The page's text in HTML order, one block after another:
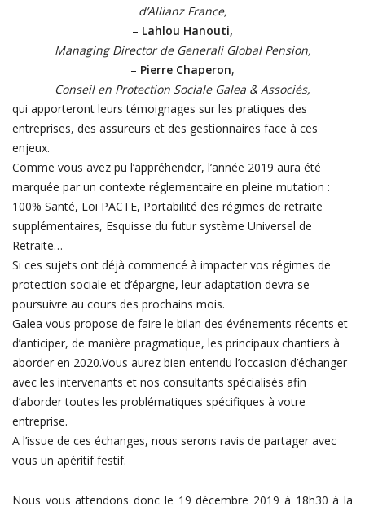
d’Allianz France,
– Lahlou Hanouti,
Managing Director de Generali Global Pension,
– Pierre Chaperon,
Conseil en Protection Sociale Galea & Associés,
qui apporteront leurs témoignages sur les pratiques des
entreprises, des assureurs et des gestionnaires face à ces
enjeux.
Comme vous avez pu l’appréhender, l’année 2019 aura été
marquée par un contexte réglementaire en pleine mutation :
100% Santé, Loi PACTE, Portabilité des régimes de retraite
supplémentaires, Esquisse du futur système Universel de
Retraite…
Si ces sujets ont déjà commencé à impacter vos régimes de
protection sociale et d’épargne, leur adaptation devra se
poursuivre au cours des prochains mois.
Galea vous propose de faire le bilan des événements récents et
d’anticiper, de manière pragmatique, les principaux chantiers à
aborder en 2020.Vous aurez bien entendu l’occasion d’échanger
avec les intervenants et nos consultants spécialisés afin
d’aborder toutes les problématiques spécifiques à votre
entreprise.
A l’issue de ces échanges, nous serons ravis de partager avec
vous un apéritif festif.
Nous vous attendons donc le 19 décembre 2019 à 18h30 à la